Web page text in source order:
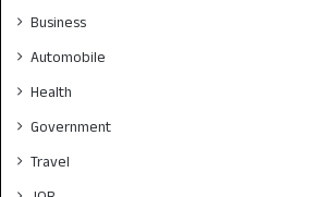
Business
Automobile
Health
Government
Travel